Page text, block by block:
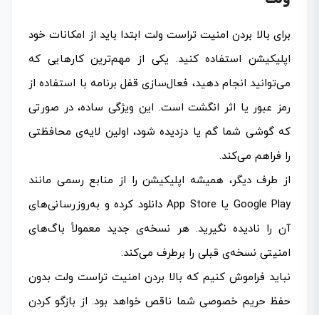
برای بالا بردن امنیت تراست ولت ابتدا باید از امکانات خود
اپلیکیشن استفاده کنید. یکی از مهم‌ترین کارهایی که
می‌توانید انجام دهید، فعال‌سازی قفل برنامه با استفاده از
رمز عبور یا اثر انگشت است. این ویژگی ساده، در صورتی
که گوشی شما گم یا دزدیده شود، اولین لایه‌ی محافظتی
را فراهم می‌کند.
از طرف دیگر، همیشه اپلیکیشن را از منابع رسمی مانند
Google Play یا App Store دانلود کرده و به‌روزرسانی‌های
آن را نادیده نگیرید. هر نسخه‌ی جدید معمولاً باگ‌های
امنیتی نسخه‌ی قبلی را برطرف می‌کند.
نباید فراموش کنیم که بالا بردن امنیت تراست ولت بدون
حفظ حریم خصوصی شما ناقص خواهد بود. از بازگو کردن